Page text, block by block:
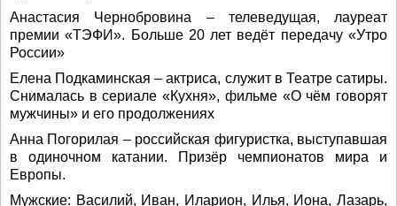
Анастасия Чернобровина – телеведущая, лауреат
премии «ТЭФИ». Больше 20 лет ведёт передачу «Утро
России»
Елена Подкаминская – актриса, служит в Театре сатиры.
Снималась в сериале «Кухня», фильме «О чём говорят
мужчины» и его продолжениях
Анна Погорилая – российская фигуристка, выступавшая
в одиночном катании. Призёр чемпионатов мира и
Европы.
Мужские: Василий, Иван, Иларион, Илья, Иона, Лазарь,